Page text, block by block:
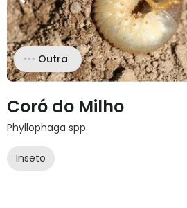
Outra
Coró do Milho
Phyllophaga spp.
Inseto